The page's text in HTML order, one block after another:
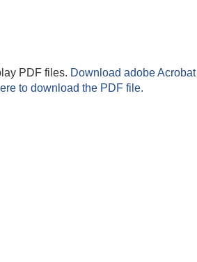
PDF files. Download adobe Acrobat
to download the PDF file.